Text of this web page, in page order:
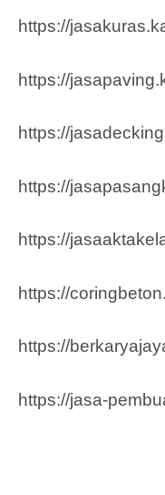
https://
https://
https://
https://
https://
https://
https://
https://jasa-